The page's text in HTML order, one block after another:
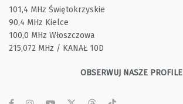
101,4 MHz Świętokrzyskie
90,4 MHz Kielce
100,0 MHz Włoszczowa
215,072 MHz / KANAŁ 10D
OBSERWUJ NASZE PROFILE